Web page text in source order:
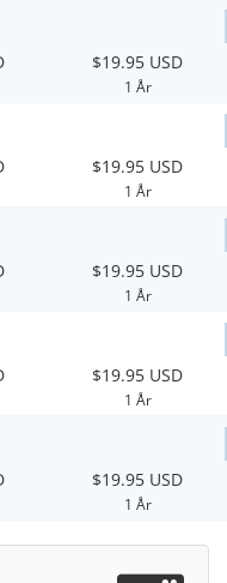
$19.95 USD
1 År
$19.95 USD
1 År
$19.95 USD
1 År
$19.95 USD
1 År
$19.95 USD
1 År